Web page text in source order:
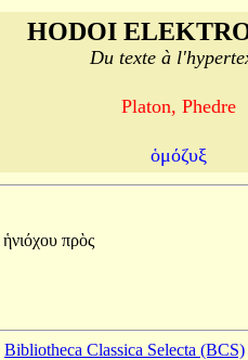
HODOI
Du texte à
Platon, Phedre
ὁμόζυξ
ἡνιόχου πρὸς
Bibliotheca Classica Selecta (BCS)